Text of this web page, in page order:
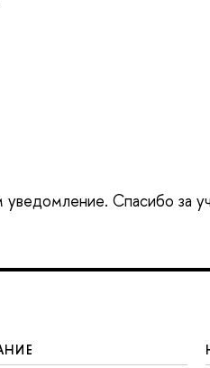
Спасибо за